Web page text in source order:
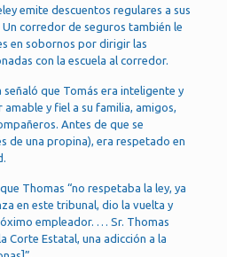
emite descuentos regulares a sus
corredor de seguros también le
en sobornos por dirigir las
con la escuela al corredor.
que Tomás era inteligente y
y fiel a su familia, amigos,
Antes de que se
de una propina), era respetado en
Thomas “no respetaba la ley, ya
en este tribunal, dio la vuelta y
empleador. … Sr. Thomas
Corte Estatal, una adicción a la